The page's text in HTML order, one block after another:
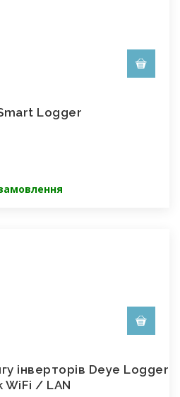
Logger
інверторів Deye Logger
WiFi / LAN